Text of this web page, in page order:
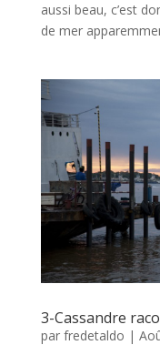
aussi beau, c’est
de mer
3-Cassandre
par fredetaldo |